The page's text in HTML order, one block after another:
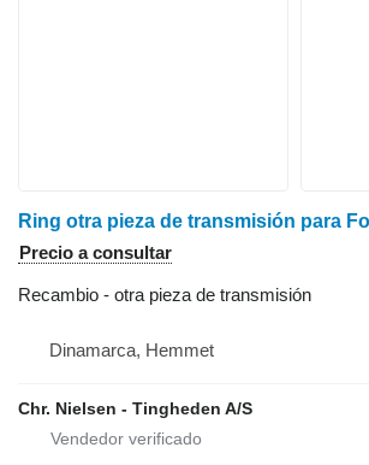
Precio a consultar
Recambio - otra pieza de transmisión
Dinamarca, Hemmet
Chr. Nielsen - Tingheden A/S